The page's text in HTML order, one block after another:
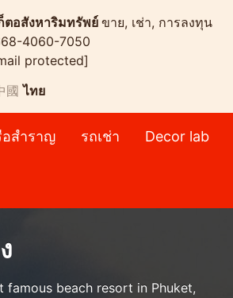
ตอสังหาริมทรัพย์ขาย, เช่า, การลงทุน
4060-7050
protected]
國 ไทย
อสำราญ รถเช่า Decor lab
famous beach resort in Phuket,